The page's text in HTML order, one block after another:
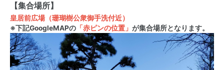
【集合場所】
皇居前広場（珊瑚樹公衆御手洗付近）
※下記GoogleMAPの 「赤ピンの位置」 が集合場所となります。